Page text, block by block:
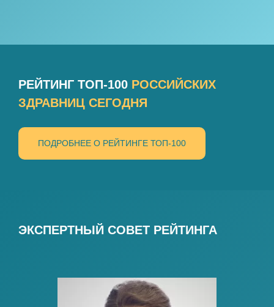
РЕЙТИНГ ТОП-100 РОССИЙСКИХ
ЗДРАВНИЦ СЕГОДНЯ
ПОДРОБНЕЕ О РЕЙТИНГЕ ТОП-100
ЭКСПЕРТНЫЙ СОВЕТ РЕЙТИНГА